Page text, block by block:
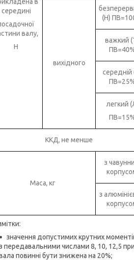
середині
валу,
Н
вихідного
(Н)
важкий
середній
легкий
ККД, не менше
Маса, кг
з
з
значення допустимих крутних
передавальними числами 8, 10, 12,5
повинні бути знижена на 20%;